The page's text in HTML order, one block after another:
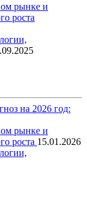
рынке и
роста
на 2026 год:
рынке и
роста 15.01.2026